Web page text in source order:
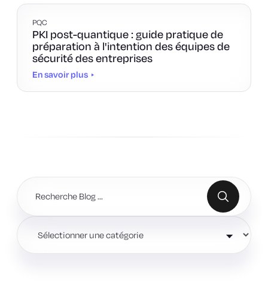
PQC
PKI post-quantique : guide pratique de
préparation à l'intention des équipes de
sécurité des entreprises
En savoir plus